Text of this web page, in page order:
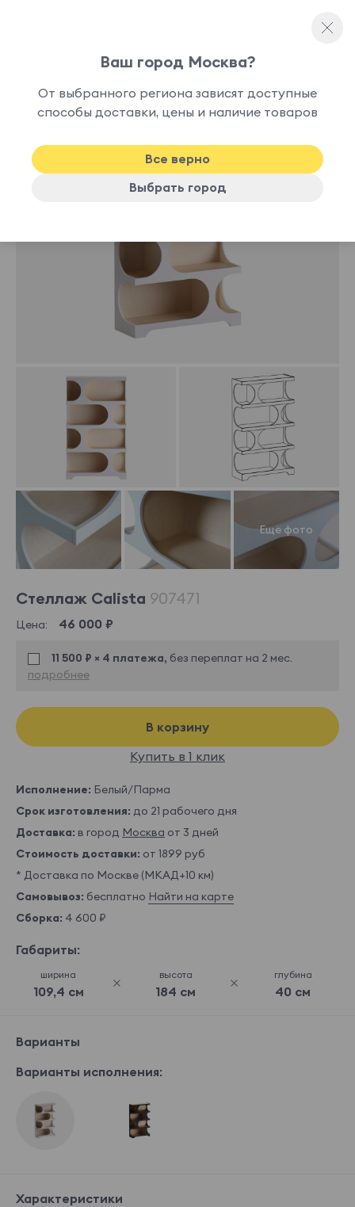
Стеллаж Calista 907471
Цена: 46 000 ₽
11 500 ₽ × 4 платежа, без переплат на 2 мес.
подробнее
В корзину
Купить в 1 клик
Исполнение: Белый/Парма
Срок изготовления: до 21 рабочего дня
Доставка: в город Москва от 3 дней
Стоимость доставки: от 1899 руб
* Доставка по Москве (МКАД+10 км)
Самовывоз: бесплатно Найти на карте
Сборка: 4 600 ₽
Габариты:
ширина
109,4 см
высота
184 см
глубина
40 см
Варианты
Варианты исполнения:
Характеристики
Ваш город Москва?
От выбранного региона зависят доступные
способы доставки, цены и наличие товаров
Все верно
Выбрать город